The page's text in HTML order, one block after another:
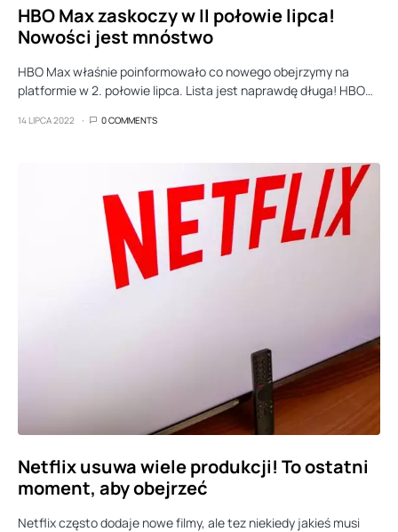
HBO Max zaskoczy w II połowie lipca!
Nowości jest mnóstwo
HBO Max właśnie poinformowało co nowego obejrzymy na
platformie w 2. połowie lipca. Lista jest naprawdę długa! HBO…
14 LIPCA 2022 0 COMMENTS
Netflix usuwa wiele produkcji! To ostatni
moment, aby obejrzeć
Netflix często dodaje nowe filmy, ale tez niekiedy jakieś musi